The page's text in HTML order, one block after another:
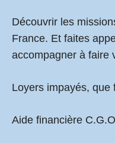
Découvrir les
France. Et faites
accompagner à faire
Loyers impayés, que
Aide financière